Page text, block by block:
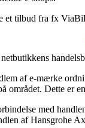
tilbud fra fx
af e-mærke
området. Dette
med
af Hansgrohe